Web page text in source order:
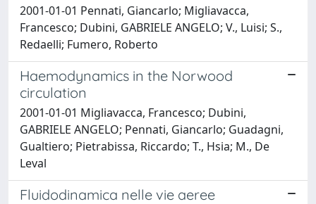
2001-01-01 Pennati, Giancarlo; Migliavacca,
Francesco; Dubini, GABRIELE ANGELO; V., Luisi; S.,
Redaelli; Fumero, Roberto
Haemodynamics in the Norwood
circulation
2001-01-01 Migliavacca, Francesco; Dubini,
GABRIELE ANGELO; Pennati, Giancarlo; Guadagni,
Gualtiero; Pietrabissa, Riccardo; T., Hsia; M., De
Leval
Fluidodinamica nelle vie aeree